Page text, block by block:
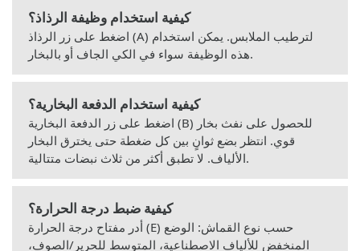
كيفية استخدام وظيفة الرذاذ؟
اضغط على زر الرذاذ (A) لترطيب الملابس. يمكن استخدام
هذه الوظيفة سواء في الكي الجاف أو بالبخار.
كيفية استخدام الدفعة البخارية؟
اضغط على زر الدفعة البخارية (B) للحصول على نفث بخار
قوي. انتظر بضع ثوانٍ بين كل ضغطة حتى يخترق البخار
الألياف. لا تطبق أكثر من ثلاث نبضات متتالية.
كيفية ضبط درجة الحرارة؟
أدر مفتاح درجة الحرارة (E) حسب نوع القماش: الوضع
المنخفض للألياف الاصطناعية، المتوسط للحرير/الصوف،